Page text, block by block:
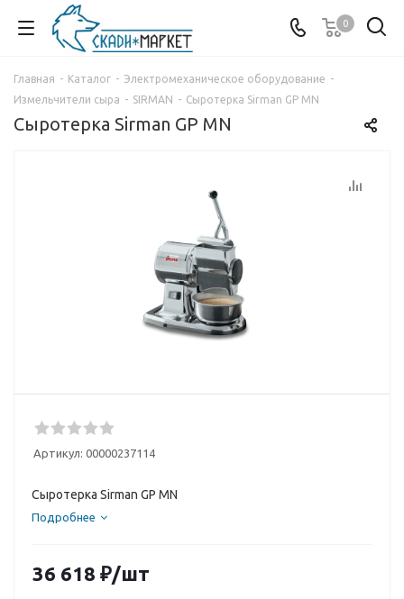
0
Главная - Каталог - Электромеханическое оборудование -
Измельчители сыра - SIRMAN - Сыротерка Sirman GP MN
Сыротерка Sirman GP MN
Артикул: 00000237114
Сыротерка Sirman GP MN
Подробнее
36 618 ₽/шт